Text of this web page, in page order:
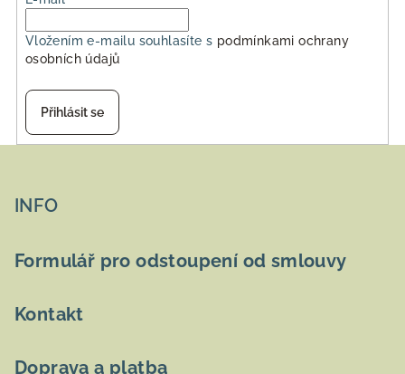
Vložením e-mailu souhlasíte s podmínkami ochrany
osobních údajů
Přihlásit se
INFO
Formulář pro odstoupení od smlouvy
Kontakt
Doprava a platba